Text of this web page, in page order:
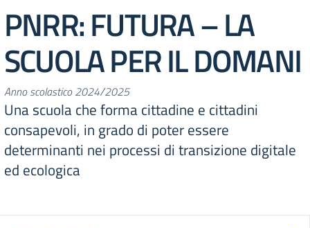
PNRR: FUTURA – LA
SCUOLA PER IL DOMANI
Anno scolastico 2024/2025
Una scuola che forma cittadine e cittadini
consapevoli, in grado di poter essere
determinanti nei processi di transizione digitale
ed ecologica